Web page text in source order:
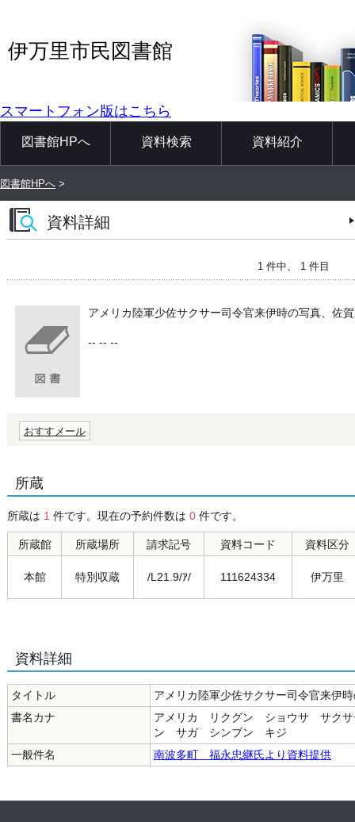
伊万里市民図書館
スマートフォン版はこちら
図書館HPへ 資料検索 資料紹介
図書館HPへ >
資料詳細
1 件中、 1 件目
アメリカ陸軍少佐サクサー司令官来伊時の写真、佐
-- -- --
おすすメール
所蔵
所蔵は 1 件です。現在の予約件数は 0 件です。
所蔵館 所蔵場所 請求記号 資料コード 資料区分
本館 特別収蔵 /L21.9/ｱ/ 111624334 伊万里
資料詳細
タイトル
アメリカ陸軍少佐サクサー司令官来伊
書名カナ
アメリカ リクグン ショウサ サ
ン サガ シンブン キジ
一般件名
南波多町 福永忠継氏より資料提供